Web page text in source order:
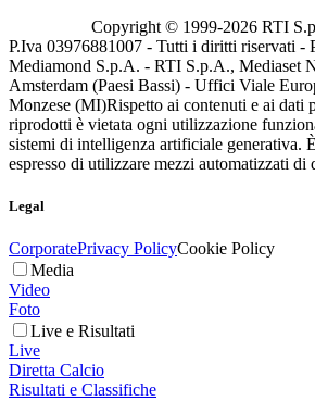
Copyright © 1999-2026 RTI
P.Iva 03976881007 - Tutti i diritti riservati -
Mediamond S.p.A. - RTI S.p.A., Mediaset
Amsterdam (Paesi Bassi) - Uffici Viale
Monzese (MI)Rispetto ai contenuti e ai dati
riprodotti è vietata ogni utilizzazione
sistemi di intelligenza artificiale generativa.
espresso di utilizzare mezzi automatizzati di
Legal
CorporatePrivacy PolicyCookie Policy
Media
Video
Foto
Live e Risultati
Live
Diretta Calcio
Risultati e Classifiche